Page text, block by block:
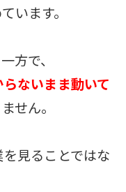
います。
方で、
ないまま動いて
せん。
見ることではな